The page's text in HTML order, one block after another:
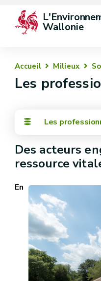
Wallonie
Accueil Milieux
Les
Les
Des acteurs
ressource
En